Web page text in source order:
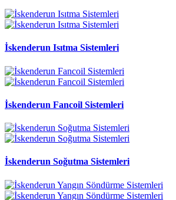
İskenderun Isıtma Sistemleri
İskenderun Fancoil Sistemleri
İskenderun Soğutma Sistemleri